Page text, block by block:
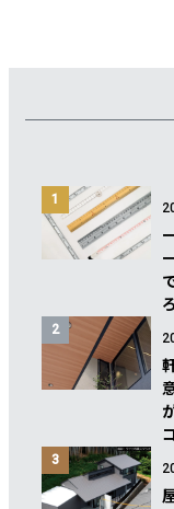
1
2
3